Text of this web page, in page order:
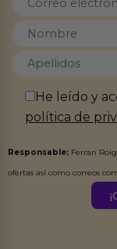
He leído y
política de
Responsable: Ferran
ofertas así como correos